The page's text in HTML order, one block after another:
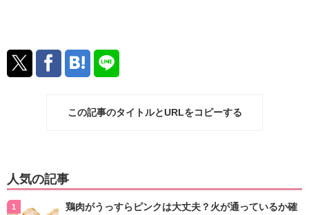
この記事のタイトルとURLをコピーする
人気の記事
鶏肉がうっすらピンクは大丈夫？火が通っているか確